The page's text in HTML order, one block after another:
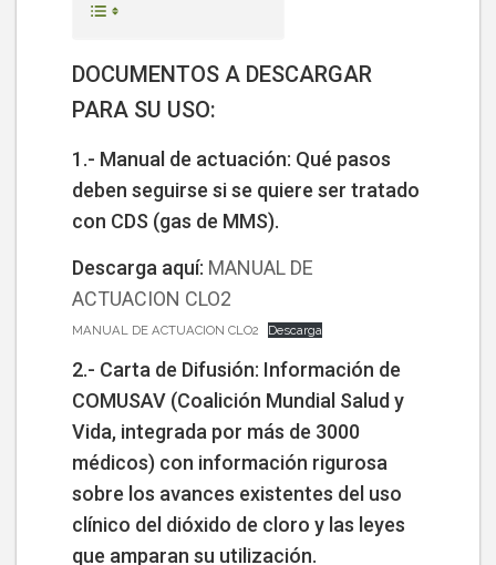
DOCUMENTOS A DESCARGAR
PARA SU USO:
1.- Manual de actuación: Qué pasos
deben seguirse si se quiere ser tratado
con CDS (gas de MMS).
Descarga aquí: MANUAL DE
ACTUACION CLO2
MANUAL DE ACTUACION CLO2 Descarga
2.- Carta de Difusión: Información de
COMUSAV (Coalición Mundial Salud y
Vida, integrada por más de 3000
médicos) con información rigurosa
sobre los avances existentes del uso
clínico del dióxido de cloro y las leyes
que amparan su utilización.